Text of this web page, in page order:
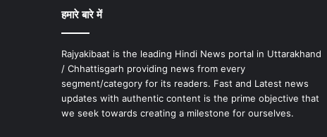
हमारे बारे में
Rajyakibaat is the leading Hindi News portal in Uttarakhand
/ Chhattisgarh providing news from every
segment/category for its readers. Fast and Latest news
updates with authentic content is the prime objective that
we seek towards creating a milestone for ourselves.